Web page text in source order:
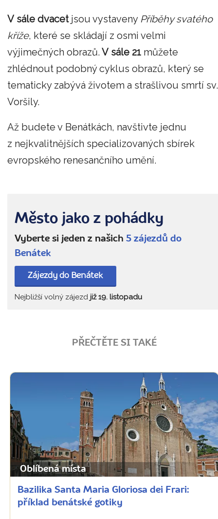
V sále dvacetjsou vystaveny Příběhy svatého
kříže, které se skládají z osmi velmi
výjimečných obrazů. V sále 21 můžete
zhlédnout podobný cyklus obrazů, který se
tematicky zabývá životem a strašlivou smrtí sv.
Voršily.
Až budete v Benátkách, navštivte jednu
z nejkvalitnějších specializovaných sbírek
evropského renesančního umění.
Město jako z pohádky
Vyberte si jeden z našich 5 zájezdů do
Benátek
Zájezdy do Benátek
Nejbližší volný zájezd již 19. listopadu
PŘEČTĚTE SI TAKÉ
Oblíbená místa
Bazilika Santa Maria Gloriosa dei Frari:
příklad benátské gotiky